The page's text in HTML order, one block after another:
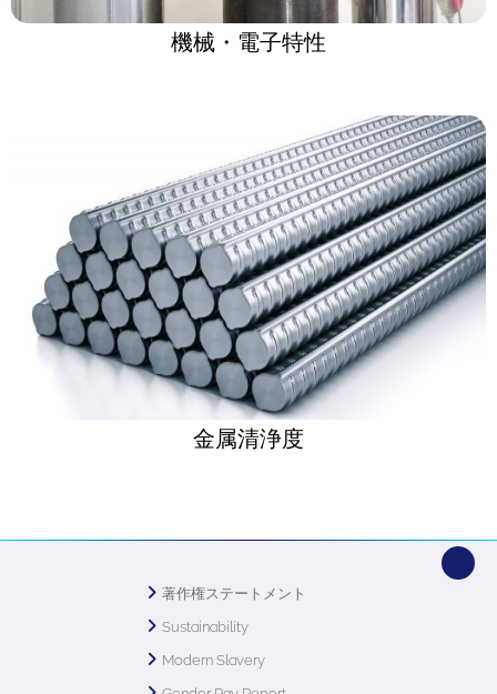
機械・電子特性
金属清浄度
著作権ステートメント
Sustainability
Modern Slavery